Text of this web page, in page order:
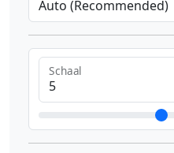
Auto (Recommended)
Schaal